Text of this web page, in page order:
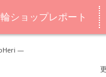
ショップレポート
―